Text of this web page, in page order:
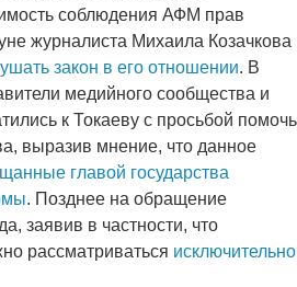
соблюдения АФМ прав
журналиста Михаила Козачкова
закон в его отношении. В
медийного сообщества и
к Токаеву с просьбой помочь
выразив мнение, что данное
главой государства
. Позднее на обращение
заявив в частности, что
рассматриваться исключительно